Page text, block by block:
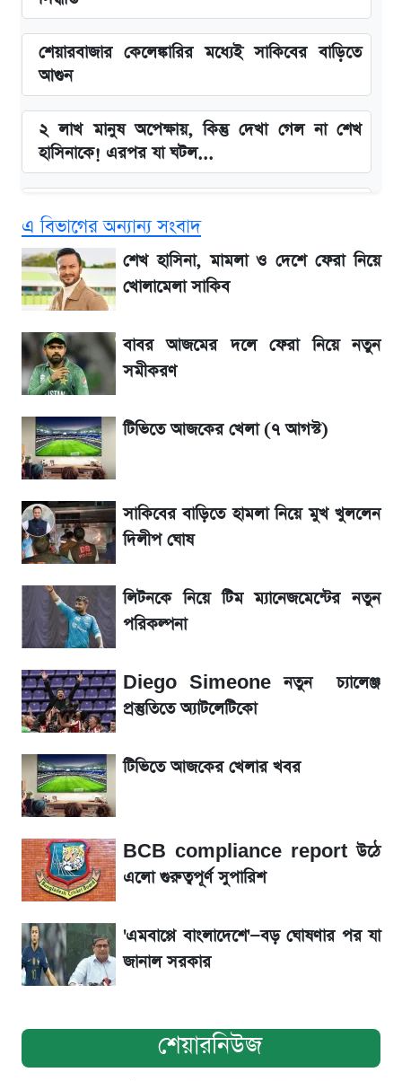
শেয়ারবাজার কেলেঙ্কারির মধ্যেই সাকিবের বাড়িতে
আগুন
২ লাখ মানুষ অপেক্ষায়, কিন্তু দেখা গেল না শেখ
হাসিনাকে! এরপর যা ঘটল...
Redmi K80 নিয়ে আপডেট
বাংলাদেশ নিয়ে যা বললেন সজীব ওয়াজেদ জয়
সাকিবের বাড়িতে হামলা নিয়ে মুখ খুললেন দিলীপ
ঘোষ
লিটনকে নিয়ে টিম ম্যানেজমেন্টের নতুন পরিকল্পনা
জেনে নিন আজকের সোনা ও রুপার সর্বশেষ দাম
আগামীকালই স্পষ্ট হবে এসএসসি ফল প্রকাশের
তারিখ
তাপমাত্রা নিয়ে নতুন পূর্বাভাস দিল আবহাওয়া অফিস
৬ আগস্ট দেশের বাজারে স্বর্ণের দাম
রবির বড় সাফল্য! আয় কম বাড়লেও রেকর্ড মুনাফা ও
গ্রাহক বৃদ্ধি
শেয়ার বিজকে লিগ্যাল নোটিশ পাঠাল রবি, শুরু নতুন
বিতর্ক
সৌদিতে বাংলাদেশিদের আকামা নবায়নে বদলে গেল
নিয়ম
এ বিভাগের অন্যান্য সংবাদ
শেখ হাসিনা, মামলা ও দেশে ফেরা নিয়ে
খোলামেলা সাকিব
বাবর আজমের দলে ফেরা নিয়ে নতুন
সমীকরণ
টিভিতে আজকের খেলা (৭ আগস্ট)
সাকিবের বাড়িতে হামলা নিয়ে মুখ খুললেন
দিলীপ ঘোষ
লিটনকে নিয়ে টিম ম্যানেজমেন্টের নতুন
পরিকল্পনা
Diego Simeone নতুন চ্যালেঞ্জ
প্রস্তুতিতে অ্যাটলেটিকো
টিভিতে আজকের খেলার খবর
BCB compliance report উঠে
এলো গুরুত্বপূর্ণ সুপারিশ
'এমবাপ্পে বাংলাদেশে'—বড় ঘোষণার পর যা
জানাল সরকার
শেয়ারনিউজ